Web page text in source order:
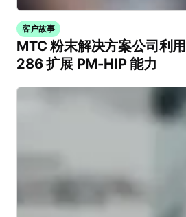
客户故事
MTC 粉末解决方案公司利
286 扩展 PM-HIP 能力